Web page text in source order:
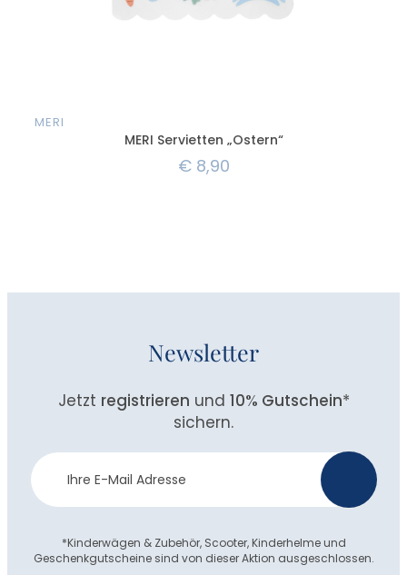
MERI
MERI Servietten „Ostern“
€8,90
Newsletter
Jetzt registrieren und 10% Gutschein*
sichern.
Newsletter
Anmeldung
*Kinderwägen & Zubehör, Scooter, Kinderhelme und
Geschenkgutscheine sind von dieser Aktion ausgeschlossen.